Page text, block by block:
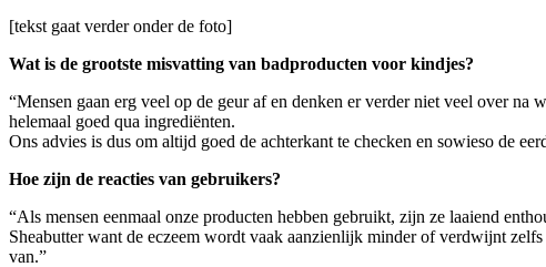
[tekst gaat verder onder de foto]
Wat is de grootste misvatting van badproducten voor kindjes?
“Mensen gaan erg veel op de geur af en denken er verder niet veel over
helemaal goed qua ingrediënten.
Ons advies is dus om altijd goed de achterkant te checken en sowieso de
Hoe zijn de reacties van gebruikers?
“Als mensen eenmaal onze producten hebben gebruikt, zijn ze laaiend
Sheabutter want de eczeem wordt vaak aanzienlijk minder of verdwijnt zelfs
van.”